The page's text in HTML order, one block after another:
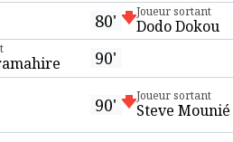
80' Joueur sortant
Dodo Dokou
90'
90' Joueur sortant
Steve Mounié